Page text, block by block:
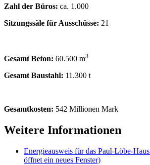
Zahl der Büros: ca. 1.000
Sitzungssäle für Ausschüsse: 21
Gesamt Beton: 60.500 m3
Gesamt Baustahl: 11.300 t
Gesamtkosten: 542 Millionen Mark
Weitere Informationen
Energieausweis für das Paul-Löbe-Haus
öffnet ein neues Fenster)